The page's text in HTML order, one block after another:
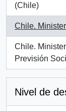
(Chile)
, 1 resultados
Chile.
, 1 resultados
Chile.
Previsión
, 1 resultados
Nivel de